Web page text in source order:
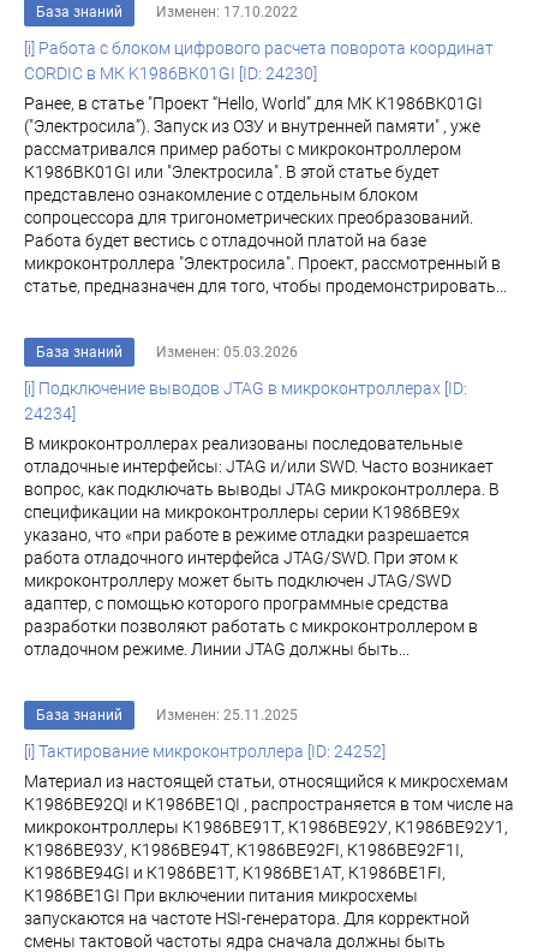
База знаний Изменен: 17.10.2022
[i] Работа с блоком цифрового расчета поворота координат
CORDIC в МК K1986ВК01GI [ID: 24230]
Ранее, в статье "Проект “Hello, World” для МК К1986ВК01GI
("Электросила”). Запуск из ОЗУ и внутренней памяти" , уже
рассматривалcя пример работы с микроконтроллером
К1986ВК01GI или "Электросила". В этой статье будет
представлено ознакомление с отдельным блоком
сопроцессора для тригонометрических преобразований.
Работа будет вестись с отладочной платой на базе
микроконтроллера "Электросила". Проект, рассмотренный в
статье, предназначен для того, чтобы продемонстрировать...
База знаний Изменен: 05.03.2026
[i] Подключение выводов JTAG в микроконтроллерах [ID:
24234]
В микроконтроллерах реализованы последовательные
отладочные интерфейсы: JTAG и/или SWD. Часто возникает
вопрос, как подключать выводы JTAG микроконтроллера. В
спецификации на микроконтроллеры серии К1986ВЕ9х
указано, что «при работе в режиме отладки разрешается
работа отладочного интерфейса JTAG/SWD. При этом к
микроконтроллеру может быть подключен JTAG/SWD
адаптер, с помощью которого программные средства
разработки позволяют работать с микроконтроллером в
отладочном режиме. Линии JTAG должны быть...
База знаний Изменен: 25.11.2025
[i] Тактирование микроконтроллера [ID: 24252]
Материал из настоящей статьи, относящийся к микросхемам
К1986ВЕ92QI и К1986ВЕ1QI , распространяется в том числе на
микроконтроллеры К1986ВЕ91Т, К1986ВЕ92У, К1986ВЕ92У1,
К1986ВЕ93У, К1986ВЕ94Т, К1986ВЕ92FI, К1986ВЕ92F1I,
К1986ВЕ94GI и К1986ВЕ1Т, К1986ВЕ1АТ, К1986ВЕ1FI,
К1986ВЕ1GI При включении питания микросхемы
запускаются на частоте HSI-генератора. Для корректной
смены тактовой частоты ядра сначала должны быть